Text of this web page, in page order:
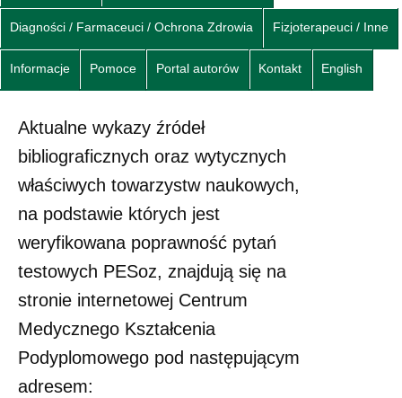
Diagności / Farmaceuci / Ochrona Zdrowia Fizjoterapeuci / Inne
Informacje Pomoce Portal autorów Kontakt English
Aktualne wykazy źródeł
bibliograficznych oraz wytycznych
właściwych towarzystw naukowych,
na podstawie których jest
weryfikowana poprawność pytań
testowych PESoz, znajdują się na
stronie internetowej Centrum
Medycznego Kształcenia
Podyplomowego pod następującym
adresem: